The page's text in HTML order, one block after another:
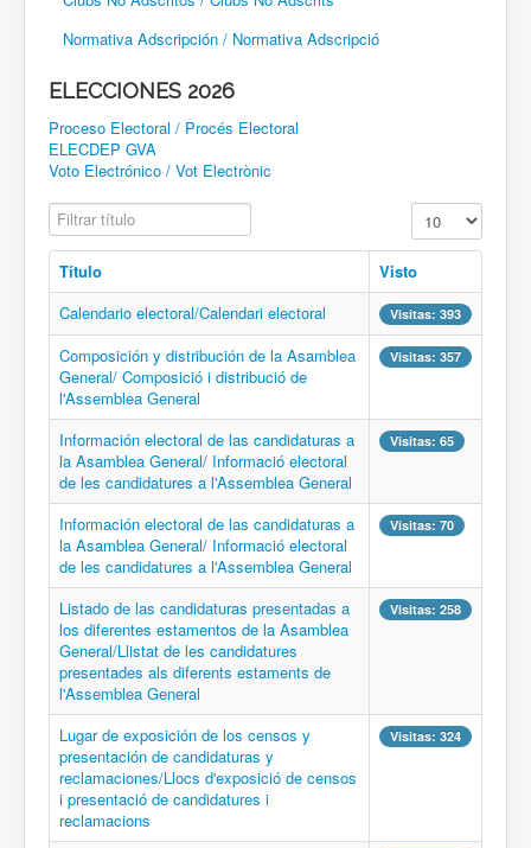
Normativa Adscripción / Normativa Adscripció
ELECCIONES 2026
Proceso Electoral / Procés Electoral
ELECDEP GVA
Voto Electrónico / Vot Electrònic
Filtrar título
Cantidad a
Título
Visto
Calendario electoral/Calendari electoral
Visitas: 393
Composición y distribución de la Asamblea
General/ Composició i distribució de
l'Assemblea General
Visitas: 357
Información electoral de las candidaturas a
la Asamblea General/ Informació electoral
de les candidatures a l'Assemblea General
Visitas: 65
Información electoral de las candidaturas a
la Asamblea General/ Informació electoral
de les candidatures a l'Assemblea General
Visitas: 70
Listado de las candidaturas presentadas a
los diferentes estamentos de la Asamblea
General/Llistat de les candidatures
presentades als diferents estaments de
l'Assemblea General
Visitas: 258
Lugar de exposición de los censos y
presentación de candidaturas y
reclamaciones/Llocs d'exposició de censos
i presentació de candidatures i
reclamacions
Visitas: 324